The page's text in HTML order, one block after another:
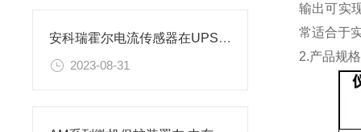
安科瑞霍尔电流传感器在UPS蓄电池浮充电流远程监测方案的应用
2023-08-31
输出可实
常适合于
2.产品规格